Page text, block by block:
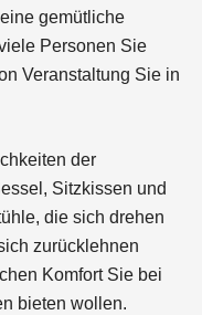
gemütliche
Personen Sie
Veranstaltung Sie in
der
Sitzkissen und
die sich drehen
zurücklehnen
Komfort Sie bei
bieten wollen.